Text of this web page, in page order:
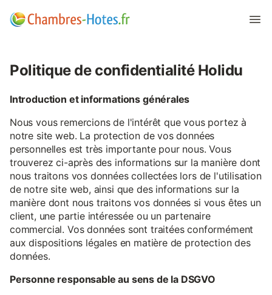
Politique de confidentialité Holidu
Introduction et informations générales
Nous vous remercions de l'intérêt que vous portez à
notre site web. La protection de vos données
personnelles est très importante pour nous. Vous
trouverez ci-après des informations sur la manière dont
nous traitons vos données collectées lors de l'utilisation
de notre site web, ainsi que des informations sur la
manière dont nous traitons vos données si vous êtes un
client, une partie intéressée ou un partenaire
commercial. Vos données sont traitées conformément
aux dispositions légales en matière de protection des
données.
Personne responsable au sens de la DSGVO